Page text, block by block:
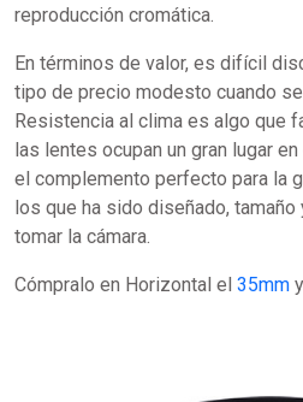
reproducción cromática.
En términos de valor, es difícil
tipo de precio modesto cuando
Resistencia al clima es algo que
las lentes ocupan un gran lugar
el complemento perfecto para la
los que ha sido diseñado, tamaño
tomar la cámara.
Cómpralo en Horizontal el 35mm y